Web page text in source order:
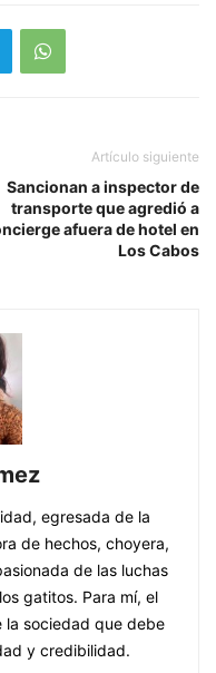
Artículo siguiente
Sancionan a inspector de
transporte que agredió a
afuera de hotel en
Los Cabos
egresada de la
de hechos, choyera,
de las luchas
gatitos. Para mí, el
la sociedad que debe
y credibilidad.